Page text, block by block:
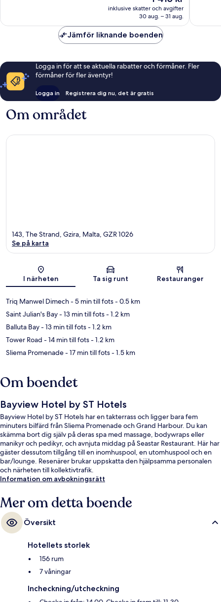
1 415 kr
inklusive skatter och avgifter
30 aug. – 31 aug.
Jämför liknande boenden
Logga in för att se aktuella rabatter och förmåner. Fler
förmåner för fler äventyr!
Logga in Registrera dig nu, det är gratis
Om området
Karta
143, The Strand, Gzira, Malta, GZR 1026
Se på karta
I närheten Ta sig runt Restauranger
Triq Manwel Dimech- 5 min till fots- 0.5 km
Saint Julian's Bay- 13 min till fots- 1.2 km
Balluta Bay- 13 min till fots- 1.2 km
Tower Road - 14 min till fots- 1.2 km
Sliema Promenade- 17 min till fots- 1.5 km
Om boendet
Bayview Hotel by ST Hotels
Bayview Hotel by ST Hotels har en takterrass och ligger bara fem
minuters bilfärd från Sliema Promenade och Grand Harbour. Du kan
skämma bort dig själv på deras spa med massage, bodywraps eller
manikyr och pedikyr, och avnjuta middag på Seastar Restaurant. Här har
gäster dessutom tillgång till en inomhuspool, en utomhuspool och en
bar/lounge. Resenärer brukar uppskatta den hjälpsamma personalen
och närheten till kollektivtrafik.
Information om avbokningsrätt
Mer om detta boende
Översikt
Hotellets storlek
156 rum
7 våningar
Incheckning/utcheckning